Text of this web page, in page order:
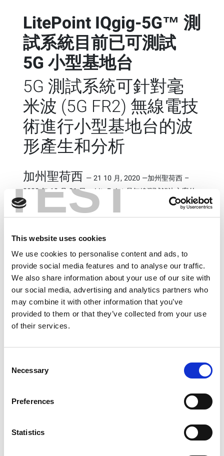
TEST
This website uses cookies
We use cookies to personalise content and ads, to
provide social media features and to analyse our traffic.
We also share information about your use of our site with
our social media, advertising and analytics partners who
may combine it with other information that you’ve
provided to them or that they’ve collected from your use
of their services.
Selection
Necessary
Preferences
Statistics
LitePoint IQgig-5G™ 測
試系統目前已可測試
5G 小型基地台
5G 測試系統可針對毫
米波 (5G FR2) 無線電技
術進行小型基地台的波
形產生和分析
加州聖荷西 —21 10 月, 2020 —加州聖荷西 –
2020 年 10 月 21 日 – LitePoint 是無線測試解決方案的
領先供應者，今天宣佈其 IQgig-5G™ 測試系統可為小型
基地台進行測試。
小型基地台可提供更好的網路覆蓋範圍和更高容量，提升
移動裝置的連接能力。 室內居住空間和辦公室環境以及人
口密集區域，對 5G 小型基地台的需求正在增長。
為了因應新興的小型基地台市場需求，LitePoint 推出
IQgig-5G 測試系統。該系統已完成更新，可為小型基地台
提供全方位的非信令測試覆蓋範圍。 該測試系統可實現小
型基地台的波形產生和分析，以及 5G 毫米波無線電技
術。 該測試儀器提供直覺式圖形化使用者介面 (GUI)，可
針對小型基地台產品進行即時射頻參數分析。
和接收 (RX) 測量，提供高速、可靠及性能，以滿足大規
模製造的需求。
IQgig-5G 可進行多頻段毫米波 (mmWave) 的非信令測
試，屬於完全整合的多功能解決方案，也是同類產品中首
款支援 23-45GHz 範圍內所有 5G FR2 頻率的產品。 所有
的訊號產生、分析、處理和射頻前端交換功能都包含於單
一機殼內。 單箱式設計可簡化設定、使用和維護，令測量